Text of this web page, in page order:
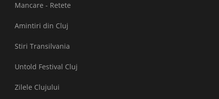
Mancare - Retete
Amintiri din Cluj
Stiri Transilvania
Untold Festival Cluj
Zilele Clujului